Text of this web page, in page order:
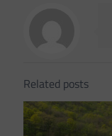
Related posts